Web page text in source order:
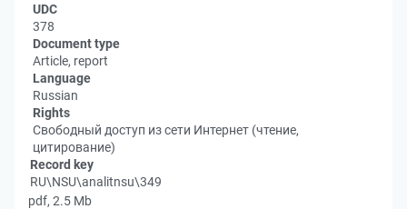
UDC
378
Document type
Article, report
Language
Russian
Rights
Свободный доступ из сети Интернет (чтение,
цитирование)
Record key
RU\NSU\analitnsu\349
pdf, 2.5 Mb